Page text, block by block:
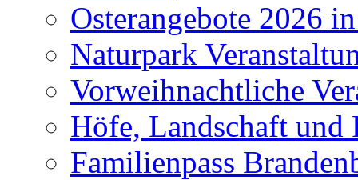
Osterangebote 2026
Naturpark
Vorweihnachtliche
Höfe, Landschaft und
Familienpass